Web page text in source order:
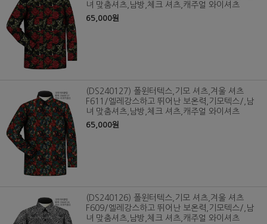
녀 맞춤셔츠,남방,체크 셔츠,캐주얼 와이셔츠
65,000원
(DS240127) 폴윈터텍스,기모 셔츠,겨울 셔츠
F611/엘레강스하고 뛰어난 보온력,기모텍스/,남
녀 맞춤셔츠,남방,체크 셔츠,캐주얼 와이셔츠
65,000원
(DS240126) 폴윈터텍스,기모 셔츠,겨울 셔츠
F609/엘레강스하고 뛰어난 보온력,기모텍스/,남
녀 맞춤셔츠,남방,체크 셔츠,캐주얼 와이셔츠